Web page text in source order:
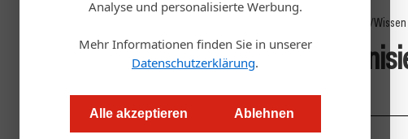
Analyse und personalisierte Werbung.
Mehr Informationen finden Sie in unserer
Datenschutzerklärung.
Alle akzeptieren Ablehnen
/
HLF Krems
Redaktion.OEGZ